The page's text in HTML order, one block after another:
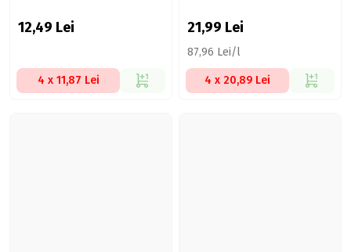
12,49 Lei
4 x 11,87 Lei
21,99 Lei
87,96 Lei/l
4 x 20,89 Lei